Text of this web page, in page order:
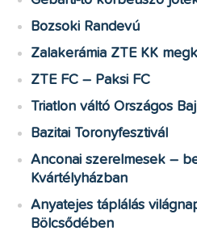
Bozsoki Randevú
Zalakerámia ZTE KK
ZTE FC – Paksi FC
Triatlon váltó Országos
Bazitai Toronyfesztivál
Anconai szerelmesek –
Kvártélyházban
Anyatejes táplálás
Bölcsődében